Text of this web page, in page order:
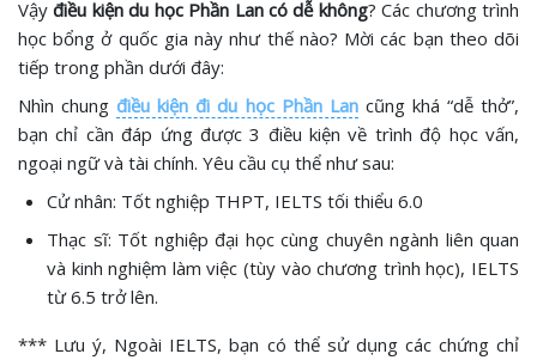
Vậyđiều kiện du học Phần Lan có dễ không? Các chương trình
học bổng ở quốc gia này như thế nào? Mời các bạn theo dõi
tiếp trong phần dưới đây:
Nhìn chungđiều kiện đi du học Phần Lancũng khá “dễ thở”,
bạn chỉ cần đáp ứng được 3 điều kiện về trình độ học vấn,
ngoại ngữ và tài chính. Yêu cầu cụ thể như sau:
Cử nhân: Tốt nghiệp THPT, IELTS tối thiểu 6.0
Thạc sĩ: Tốt nghiệp đại học cùng chuyên ngành liên quan
và kinh nghiệm làm việc (tùy vào chương trình học), IELTS
từ 6.5 trở lên.
*** Lưu ý, Ngoài IELTS, bạn có thể sử dụng các chứng chỉ